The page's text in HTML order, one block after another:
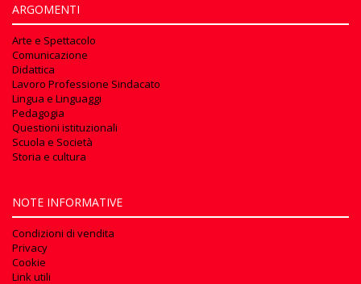
ARGOMENTI
Arte e Spettacolo
Comunicazione
Didattica
Lavoro Professione Sindacato
Lingua e Linguaggi
Pedagogia
Questioni istituzionali
Scuola e Società
Storia e cultura
NOTE INFORMATIVE
Condizioni di vendita
Privacy
Cookie
Link utili